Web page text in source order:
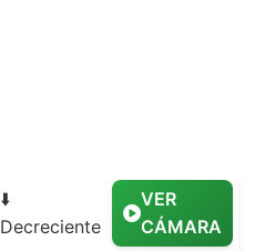
⬇️
Decreciente
VER
CÁMARA